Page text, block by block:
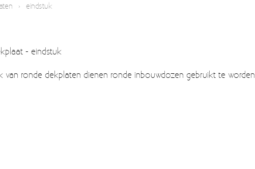
› eindstuk
- eindstuk
van ronde dekplaten dienen ronde inbouwdozen gebruikt te worden.